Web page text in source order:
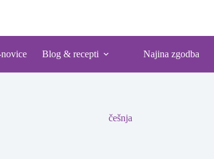
Blog & recepti Najina zgodba
češnja